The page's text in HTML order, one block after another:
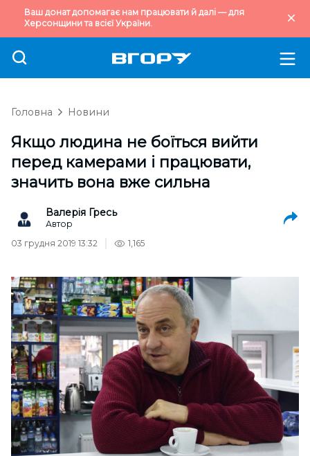
Ваш донат допомагає нам працювати й далі — для
Херсонщини та всієї України.
Головна Новини
Якщо людина не боїться вийти
перед камерами і працювати,
значить вона вже сильна
Валерія Гресь
Автор
03 грудня 2019 13:32
1,165